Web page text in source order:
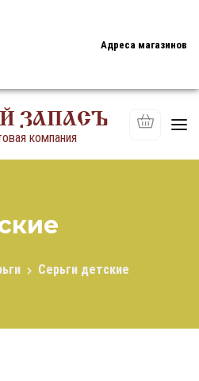
Адреса магазинов
ЗАПАСЪ
компания
Серьги детские